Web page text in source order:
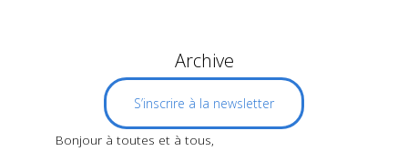
Archive
S’inscrire à la newsletter
Bonjour à toutes et à tous,